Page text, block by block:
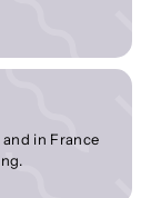
in France